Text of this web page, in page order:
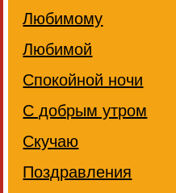
Любимому
Любимой
Спокойной ночи
С добрым утром
Скучаю
Поздравления